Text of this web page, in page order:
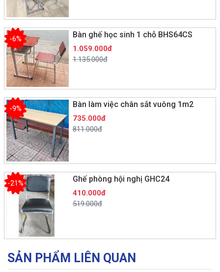
Bàn ghế học sinh 1 chỗ BHS64CS
-6%
1.059.000đ
1.135.000đ
Bàn làm việc chân sắt vuông 1m2
-9%
735.000đ
811.000đ
Ghế phòng hội nghị GHC24
-21%
410.000đ
519.000đ
SẢN PHẨM LIÊN QUAN